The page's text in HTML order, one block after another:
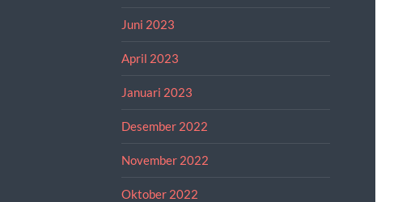
Juni 2023
April 2023
Januari 2023
Desember 2022
November 2022
Oktober 2022